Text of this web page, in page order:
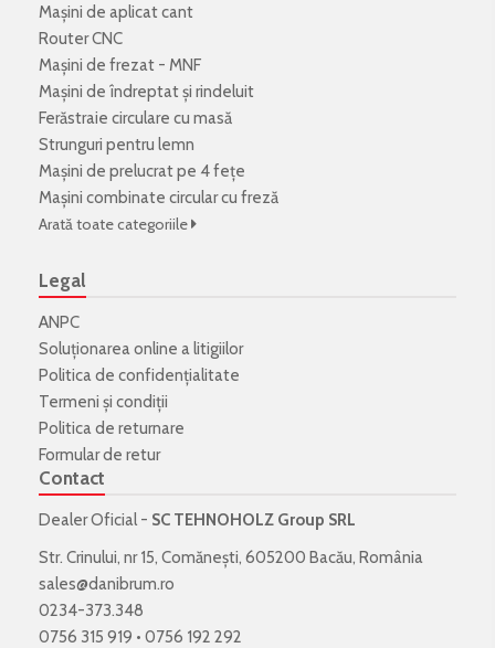
Mașini de aplicat cant
Router CNC
Mașini de frezat - MNF
Mașini de îndreptat și rindeluit
Ferăstraie circulare cu masă
Strunguri pentru lemn
Mașini de prelucrat pe 4 fețe
Mașini combinate circular cu freză
Arată toate categoriile
Legal
ANPC
Soluționarea online a litigiilor
Politica de confidenţialitate
Termeni şi condiţii
Politica de returnare
Formular de retur
Contact
Dealer Oficial - SC TEHNOHOLZ Group SRL
Str. Crinului, nr 15, Comănești, 605200 Bacău, România
sales@danibrum.ro
0234-373.348
0756 315 919 • 0756 192 292